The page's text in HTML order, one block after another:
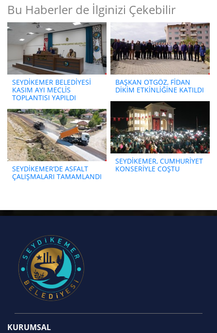
Bu Haberler de İlginizi Çekebilir
SEYDİKEMER BELEDİYESİ
KASIM AYI MECLİS
TOPLANTISI YAPILDI
BAŞKAN OTGÖZ, FİDAN
DİKİM ETKİNLİĞİNE KATILDI
SEYDİKEMER, CUMHURİYET
KONSERİYLE COŞTU
SEYDİKEMER’DE ASFALT
ÇALIŞMALARI TAMAMLANDI
KURUMSAL